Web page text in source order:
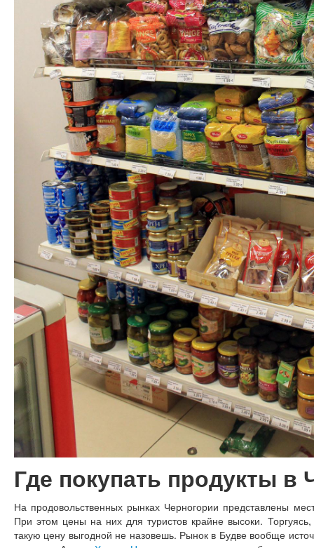
Где покупать продукты в
На продовольственных рынках Черногории представлены
При этом цены на них для туристов крайне высоки.
такую цену выгодной не назовешь. Рынок в Будве вообще